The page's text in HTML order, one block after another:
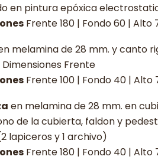
en pintura epóxica
Frente 180 | Fondo 60 | Alto
melamina de 28 mm. y canto
Frente
Frente 100 | Fondo 40 | Alto
en melamina de 28 mm. en
de la cubierta, faldon y
lapiceros y 1 archivo)
Frente 180 | Fondo 40 | Alto